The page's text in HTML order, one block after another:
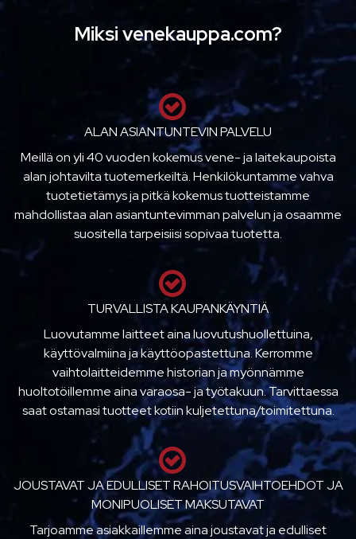
Miksi venekauppa.com?
ALAN ASIANTUNTEVIN PALVELU
Meillä on yli 40 vuoden kokemus vene- ja laitekaupoista
alan johtavilta tuotemerkeiltä. Henkilökuntamme vahva
tuotetietämys ja pitkä kokemus tuotteistamme
mahdollistaa alan asiantuntevimman palvelun ja osaamme
suositella tarpeisiisi sopivaa tuotetta.
TURVALLISTA KAUPANKÄYNTIÄ
Luovutamme laitteet aina luovutushuollettuina,
käyttövalmiina ja käyttöopastettuna. Kerromme
vaihtolaitteidemme historian ja myönnämme
huoltotöillemme aina varaosa- ja työtakuun. Tarvittaessa
saat ostamasi tuotteet kotiin kuljetettuna/toimitettuna.
JOUSTAVAT JA EDULLISET RAHOITUSVAIHTOEHDOT JA
MONIPUOLISET MAKSUTAVAT
Tarjoamme asiakkaillemme aina joustavat ja edulliset